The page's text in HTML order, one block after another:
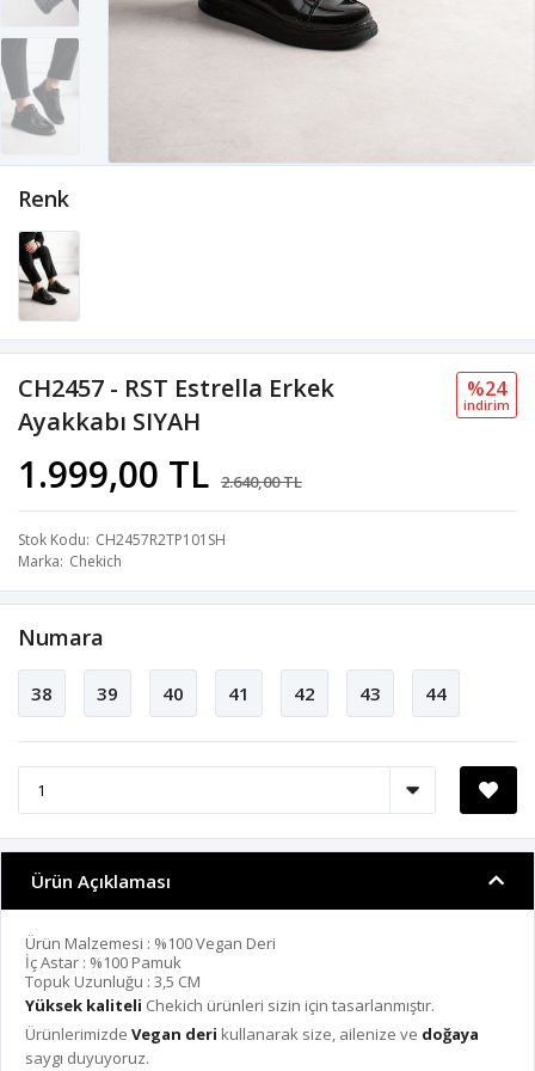
CH2457 - RST Estrella Erkek
Ayakkabı SIYAH
1.999,00 TL 2.640,00 TL
%24
i̇ndi̇ri̇m
Stok Kodu CH2457R2TP101SH
Marka Chekich
Renk
Numara
38 39 40 41 42 43 44
Ürün Açıklaması
Ürün Malzemesi : %100 Vegan Deri
İç Astar : %100 Pamuk
Topuk Uzunluğu : 3,5 CM
Yüksek kaliteli Chekich ürünleri sizin için tasarlanmıştır.
Ürünlerimizde Vegan deri kullanarak size, ailenize ve doğaya
saygı duyuyoruz.